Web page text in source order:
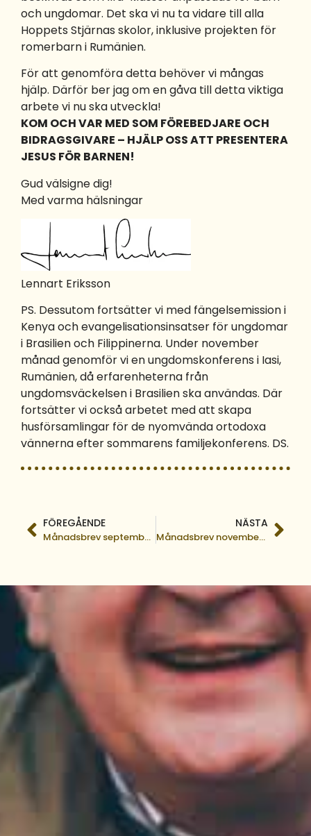
och ungdomar. Det ska vi nu ta vidare till alla
Hoppets Stjärnas skolor, inklusive projekten för
romerbarn i Rumänien.
För att genomföra detta behöver vi mångas
hjälp. Därför ber jag om en gåva till detta viktiga
arbete vi nu ska utveckla!
KOM OCH VAR MED SOM FÖREBEDJARE OCH
BIDRAGSGIVARE – HJÄLP OSS ATT PRESENTERA
JESUS FÖR BARNEN!
Gud välsigne dig!
Med varma hälsningar
Lennart Eriksson
PS. Dessutom fortsätter vi med fängelsemission i
Kenya och evangelisationsinsatser för ungdomar
i Brasilien och Filippinerna. Under november
månad genomför vi en ungdomskonferens i Iasi,
Rumänien, då erfarenheterna från
ungdomsväckelsen i Brasilien ska användas. Där
fortsätter vi också arbetet med att skapa
husförsamlingar för de nyomvända ortodoxa
vännerna efter sommarens familjekonferens. DS.
FÖREGÅENDE
Månadsbrev september 2018
NÄSTA
Månadsbrev november 2018